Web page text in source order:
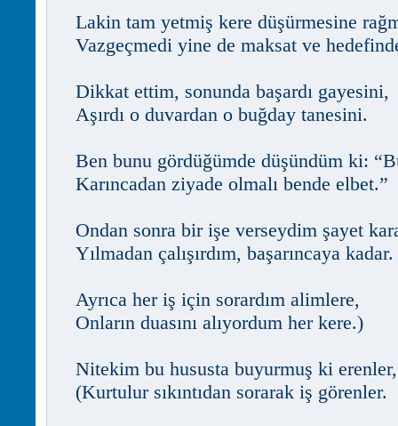
Lakin tam yetmiş kere düşürmesine
Vazgeçmedi yine de maksat ve
Dikkat ettim, sonunda başardı gayesini,
Aşırdı o duvardan o buğday tanesini.
Ben bunu gördüğümde düşündüm ki:
Karıncadan ziyade olmalı bende elbet.”
Ondan sonra bir işe verseydim şayet
Yılmadan çalışırdım, başarıncaya kadar.
Ayrıca her iş için sorardım alimlere,
Onların duasını alıyordum her kere.)
Nitekim bu hususta buyurmuş ki erenler,
(Kurtulur sıkıntıdan sorarak iş görenler.